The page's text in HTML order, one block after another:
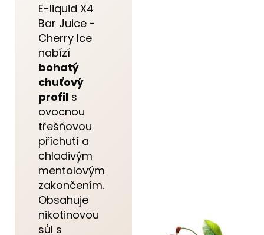
E-liquid X4
Bar Juice -
Cherry Ice
nabízí
bohatý
chuťový
profil s
ovocnou
třešňovou
příchutí a
chladivým
mentolovým
zakončením.
Obsahuje
nikotinovou
sůl s